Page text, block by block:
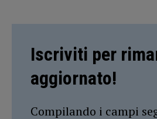
Iscriviti per
aggiornato!
Compilando i campi